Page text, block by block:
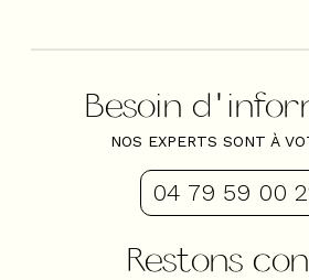
Besoin
NOS EXPERTS SONT À
04 79 59 00
Restons